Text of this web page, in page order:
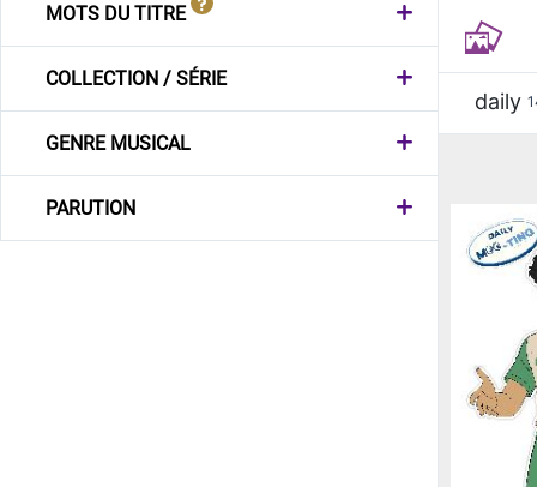
MOTS DU TITRE
COLLECTION / SÉRIE
GENRE MUSICAL
PARUTION
daily